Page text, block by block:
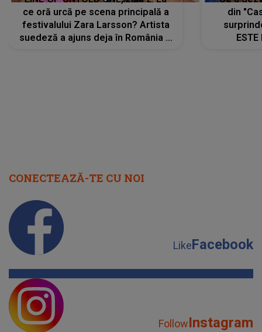
ce oră urcă pe scena principală a
festivalului Zara Larsson? Artista
suedeză a ajuns deja în România și
din
CONECTEAZĂ-TE CU NOI
LikeFacebook
FollowInstagram